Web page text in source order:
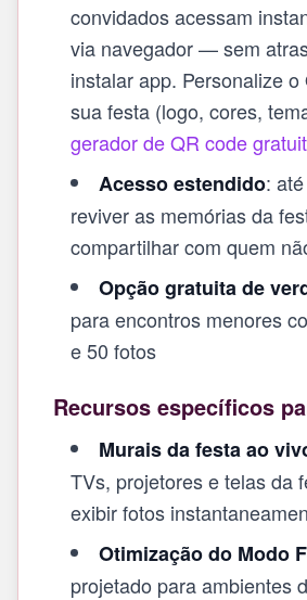
convidados acessam
via navegador — sem
instalar app. Personalize
sua festa (logo, cores,
gerador de QR code
Acesso estendido:
reviver as memórias da
compartilhar com quem
Opção gratuita de
para encontros menores
e 50 fotos
Recursos específicos
Murais da festa ao
TVs, projetores e telas da
exibir fotos
Otimização do Modo
projetado para ambientes